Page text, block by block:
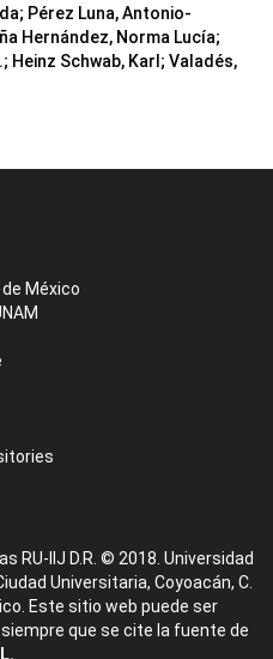
Pérez Luna, Antonio-
Hernández, Norma Lucía;
Heinz Schwab, Karl; Valadés,
México
RU-IIJ D.R. © 2018. Universidad
Universitaria, Coyoacán, C.
Este sitio web puede ser
que se cite la fuente de